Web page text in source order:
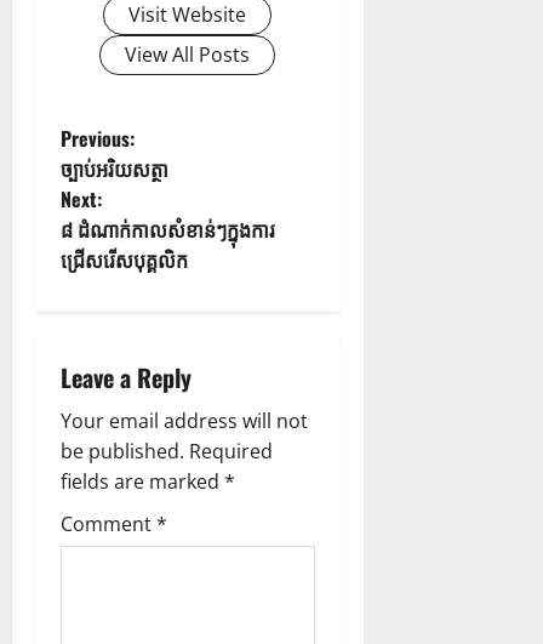
Visit Website
View All Posts
Previous:
ច្បាប់​អរិយសត្ថា
Next:
៨ ដំណាក់កាលសំខាន់ៗក្នុងការ
ជ្រើសរើសបុគ្គលិក
Leave a Reply
Your email address will not
be published. Required
fields are marked *
Comment*